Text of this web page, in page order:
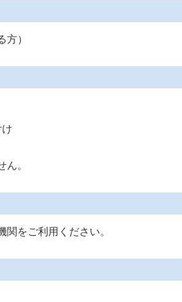
）
。
をご利用ください。